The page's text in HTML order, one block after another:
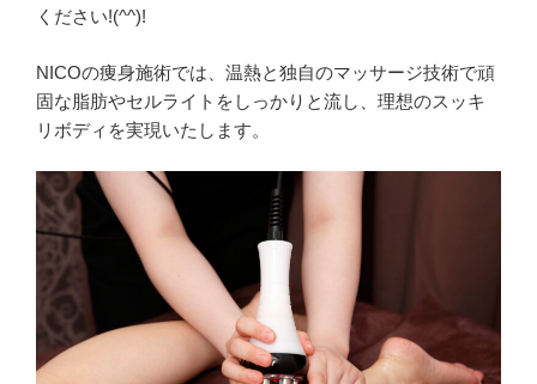
ください!(^^)!
NICOの痩身施術では、温熱と独自のマッサージ技術で頑
固な脂肪やセルライトをしっかりと流し、理想のスッキ
リボディを実現いたします。